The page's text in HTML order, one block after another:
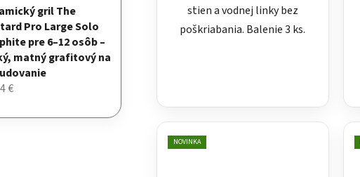
gril The
Pro Large Solo
pre 6–12 osôb –
matný grafitový na
€
stien a vodnej linky bez
poškriabania. Balenie 3 ks.
NOVINKA